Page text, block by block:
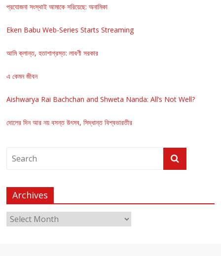
প্রযোজনা সংস্থাই আমাকে সরিয়েছে: অনামিকা
Eken Babu Web-Series Starts Streaming
আমি ক্লান্ত, হতাশাগ্রস্ত: লাবণী সরকার
এ কেমন জীবন
Aishwarya Rai Bachchan and Shweta Nanda: All’s Not Well?
দোলের দিন আর নয় বসন্ত উৎসব, সিদ্ধান্ত বিশ্বভারতীর
Archives